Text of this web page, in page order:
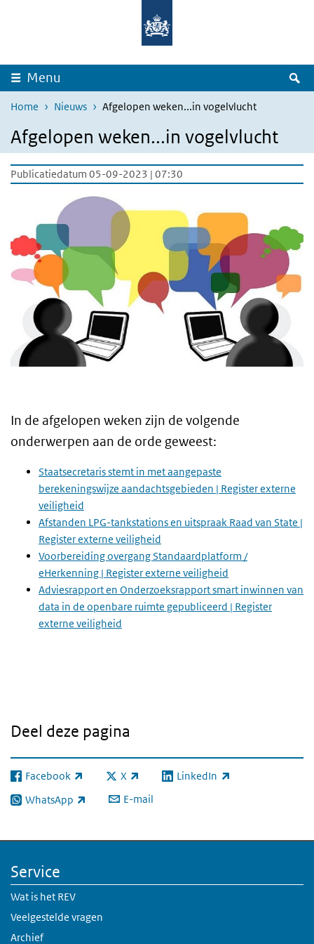
Overslaan en naar de inhoud gaan
Menu
Home Nieuws Afgelopen weken...in vogelvlucht
Afgelopen weken...in vogelvlucht
Publicatiedatum 05-09-2023 | 07:30
In de afgelopen weken zijn de volgende
onderwerpen aan de orde geweest:
Staatsecretaris stemt in met aangepaste
berekeningswijze aandachtsgebieden | Register externe
veiligheid
Afstanden LPG-tankstations en uitspraak Raad van State |
Register externe veiligheid
Voorbereiding overgang Standaardplatform /
eHerkenning | Register externe veiligheid
Adviesrapport en Onderzoeksrapport smart inwinnen van
data in de openbare ruimte gepubliceerd | Register
externe veiligheid
Deel deze pagina
Facebook
(externe link) X
(externe link) LinkedIn
(externe link)
WhatsApp
(externe link) E-mail
Service
Wat is het REV
Veelgestelde vragen
Archief